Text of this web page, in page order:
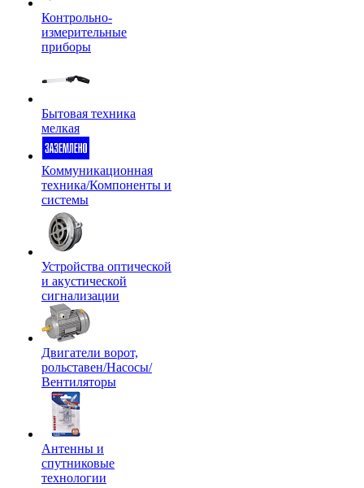
Контрольно-
измерительные
приборы
Бытовая техника
мелкая
Коммуникационная
техника/Компоненты и
системы
Устройства оптической
и акустической
сигнализации
Двигатели ворот,
рольставен/Насосы/
Вентиляторы
Антенны и
спутниковые
технологии